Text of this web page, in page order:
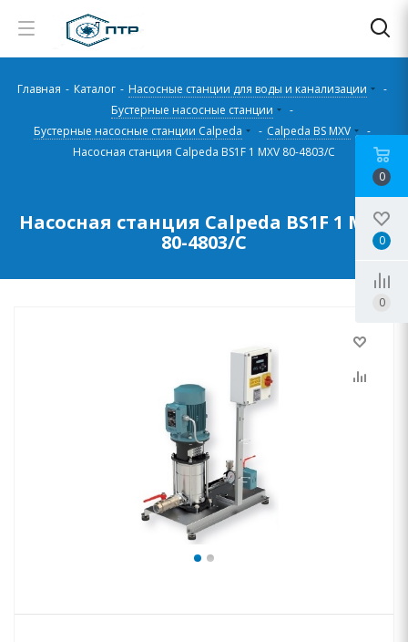
Главная - Каталог - Насосные станции для воды и канализации
-
Бустерные насосные станции
-
Бустерные насосные станции Calpeda
- Calpeda BS MXV
-
Насосная станция Calpeda BS1F 1 MXV 80-4803/C
Насосная станция Calpeda BS1F 1 MXV
80-4803/C
0
0
0